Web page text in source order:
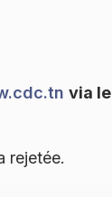
via
rejetée.